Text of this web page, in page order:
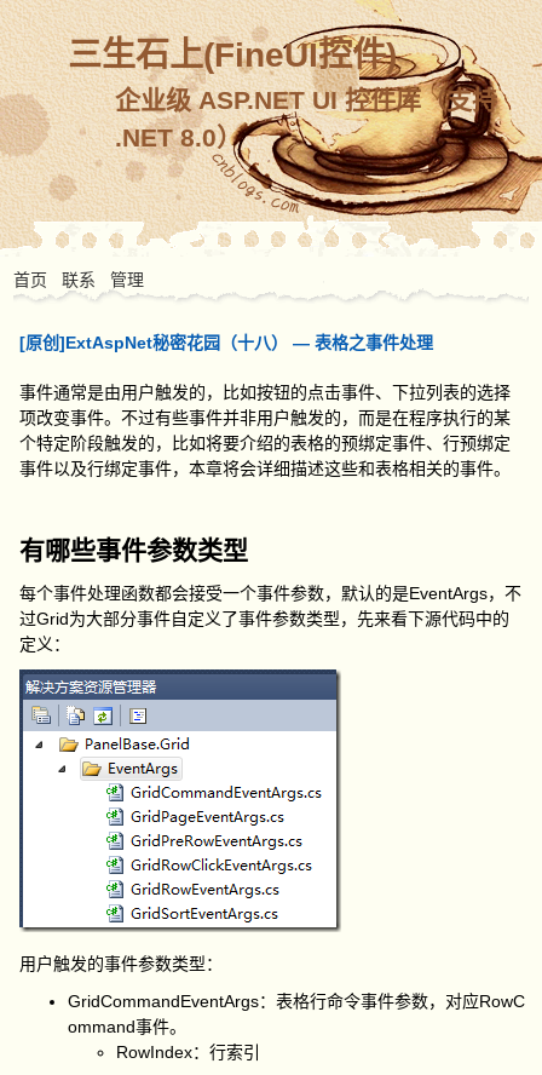
三生石上(FineUI控件)
企业级 ASP.NET UI 控件库（支持
.NET 8.0）
首页 联系 管理
[原创]ExtAspNet秘密花园（十八） — 表格之事件处理
事件通常是由用户触发的，比如按钮的点击事件、下拉列表的选择
项改变事件。不过有些事件并非用户触发的，而是在程序执行的某
个特定阶段触发的，比如将要介绍的表格的预绑定事件、行预绑定
事件以及行绑定事件，本章将会详细描述这些和表格相关的事件。
有哪些事件参数类型
每个事件处理函数都会接受一个事件参数，默认的是EventArgs，不
过Grid为大部分事件自定义了事件参数类型，先来看下源代码中的
定义：
用户触发的事件参数类型：
GridCommandEventArgs：表格行命令事件参数，对应RowC
ommand事件。
RowIndex：行索引